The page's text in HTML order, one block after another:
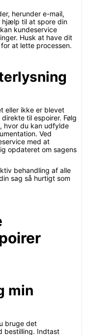
herunder e-mail,
hjælp til at spore din
kundeservice
Husk at have dit
at lette processen.
eller ikke er blevet
til espoirer. Følg
hvor du kan udfylde
Ved
med at
opdateret om sagens
behandling af alle
sag så hurtigt som
min
bruge det
bestilling. Indtast